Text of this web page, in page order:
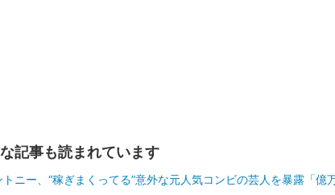
記事も読まれています
トニー、“稼ぎまくってる”意外な元人気コンビの芸人を暴露「億